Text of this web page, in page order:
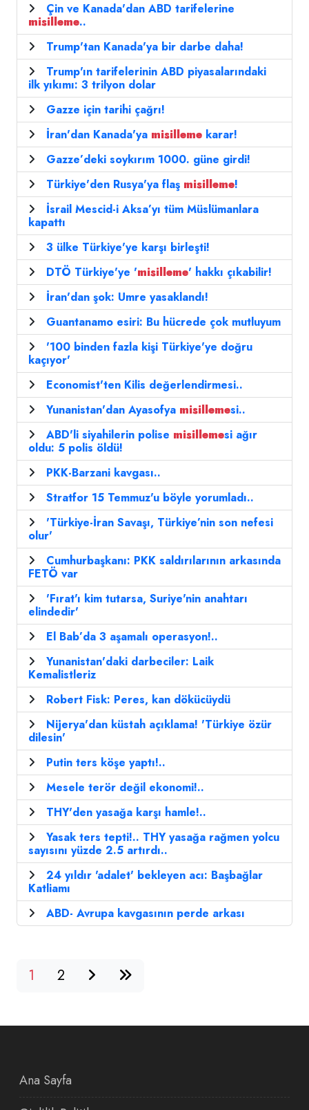
Çin ve Kanada'dan ABD tarifelerine
misilleme..
Trump'tan Kanada'ya bir darbe daha!
Trump'ın tarifelerinin ABD piyasalarındaki
ilk yıkımı: 3 trilyon dolar
Gazze için tarihi çağrı!
İran'dan Kanada'ya misilleme karar!
Gazze’deki soykırım 1000. güne girdi!
Türkiye'den Rusya'ya flaş misilleme!
İsrail Mescid-i Aksa’yı tüm Müslümanlara
kapattı
3 ülke Türkiye'ye karşı birleşti!
DTÖ Türkiye'ye 'misilleme' hakkı çıkabilir!
İran'dan şok: Umre yasaklandı!
Guantanamo esiri: Bu hücrede çok mutluyum
'100 binden fazla kişi Türkiye'ye doğru
kaçıyor'
Economist'ten Kilis değerlendirmesi..
Yunanistan'dan Ayasofya misillemesi..
ABD'li siyahilerin polise misillemesi ağır
oldu: 5 polis öldü!
PKK-Barzani kavgası..
Stratfor 15 Temmuz'u böyle yorumladı..
'Türkiye-İran Savaşı, Türkiye’nin son nefesi
olur'
Cumhurbaşkanı: PKK saldırılarının arkasında
FETÖ var
'Fırat'ı kim tutarsa, Suriye'nin anahtarı
elindedir'
El Bab’da 3 aşamalı operasyon!..
Yunanistan'daki darbeciler: Laik
Kemalistleriz
Robert Fisk: Peres, kan dökücüydü
Nijerya'dan küstah açıklama! 'Türkiye özür
dilesin'
Putin ters köşe yaptı!..
Mesele terör değil ekonomi!..
THY'den yasağa karşı hamle!..
Yasak ters tepti!.. THY yasağa rağmen yolcu
sayısını yüzde 2.5 artırdı..
24 yıldır 'adalet' bekleyen acı: Başbağlar
Katliamı
ABD- Avrupa kavgasının perde arkası
1 2
Ana Sayfa